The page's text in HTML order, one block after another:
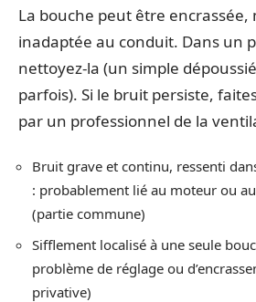
La bouche peut être encrassée,
inadaptée au conduit. Dans un
nettoyez-la (un simple
parfois). Si le bruit persiste,
par un professionnel de la
Bruit grave et continu, ressenti
: probablement lié au moteur ou
(partie commune)
Sifflement localisé à une seule
problème de réglage ou
privative)